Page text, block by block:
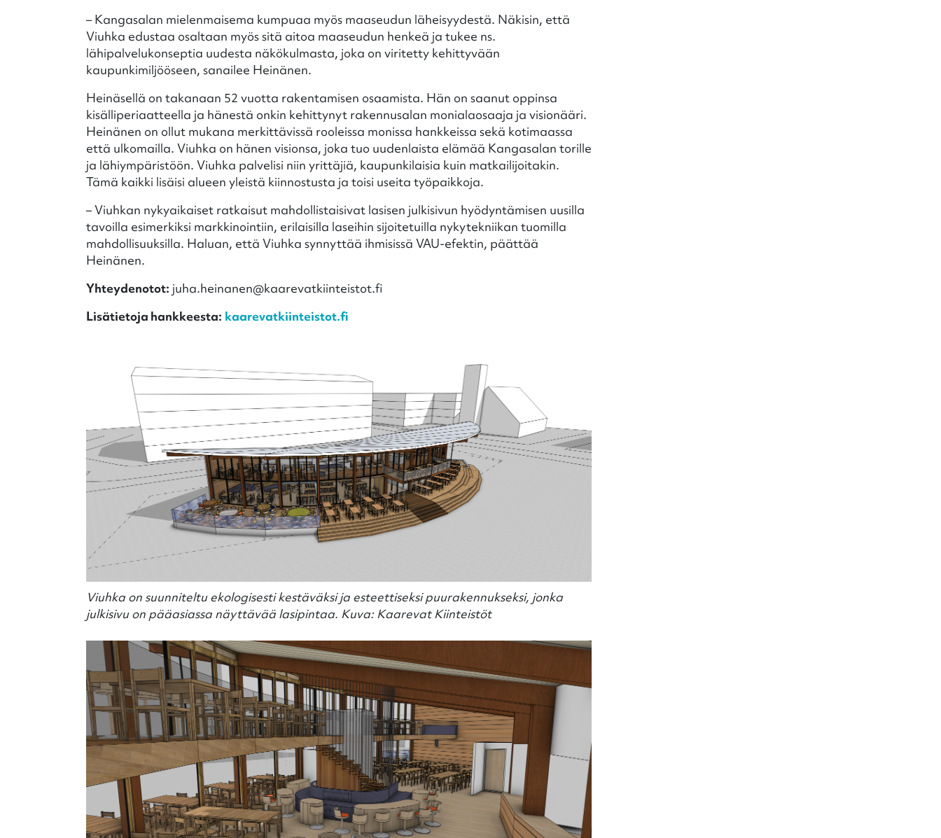
– Kangasalan mielenmaisema kumpuaa myös maaseudun läheisyydestä. Näkisin, että
Viuhka edustaa osaltaan myös sitä aitoa maaseudun henkeä ja tukee ns.
lähipalvelukonseptia uudesta näkökulmasta, joka on viritetty kehittyvään
kaupunkimiljööseen, sanailee Heinänen.
Heinäsellä on takanaan 52 vuotta rakentamisen osaamista. Hän on saanut oppinsa
kisälliperiaatteella ja hänestä onkin kehittynyt rakennusalan monialaosaaja ja visionääri.
Heinänen on ollut mukana merkittävissä rooleissa monissa hankkeissa sekä kotimaassa
että ulkomailla. Viuhka on hänen visionsa, joka tuo uudenlaista elämää Kangasalan torille
ja lähiympäristöön. Viuhka palvelisi niin yrittäjiä, kaupunkilaisia kuin matkailijoitakin.
Tämä kaikki lisäisi alueen yleistä kiinnostusta ja toisi useita työpaikkoja.
– Viuhkan nykyaikaiset ratkaisut mahdollistaisivat lasisen julkisivun hyödyntämisen uusilla
tavoilla esimerkiksi markkinointiin, erilaisilla laseihin sijoitetuilla nykytekniikan tuomilla
mahdollisuuksilla. Haluan, että Viuhka synnyttää ihmisissä VAU-efektin, päättää
Heinänen.
Yhteydenotot: juha.heinanen@kaarevatkiinteistot.fi
Lisätietoja hankkeesta: kaarevatkiinteistot.fi
Viuhka on suunniteltu ekologisesti kestäväksi ja esteettiseksi puurakennukseksi, jonka
julkisivu on pääasiassa näyttävää lasipintaa. Kuva: Kaarevat Kiinteistöt